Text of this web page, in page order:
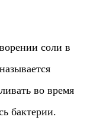
соли в
во время
бактерии.